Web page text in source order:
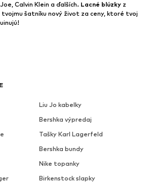
Liu Jo kabelky
Bershka výpredaj
Tašky Karl Lagerfeld
Bershka bundy
Nike topanky
Birkenstock slapky
Calvin Klein a ďalších. Lacné blúzky z
tvojmu šatníku nový život za ceny, ktoré tvoj